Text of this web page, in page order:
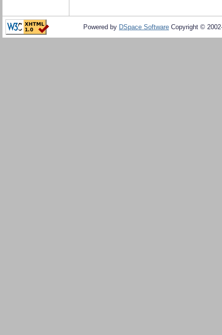
Powered by DSpace Software Copyright ©